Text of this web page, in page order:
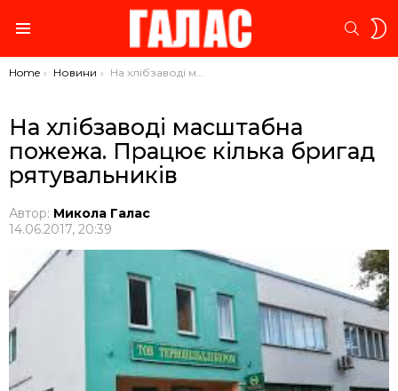
You are here:
Home Новини На хлібзаводі масштабна пожежа. Працює кілька бригад рятувальників
На хлібзаводі масштабна
пожежа. Працює кілька бригад
рятувальників
Автор: Микола Галас
14.06.2017, 20:39